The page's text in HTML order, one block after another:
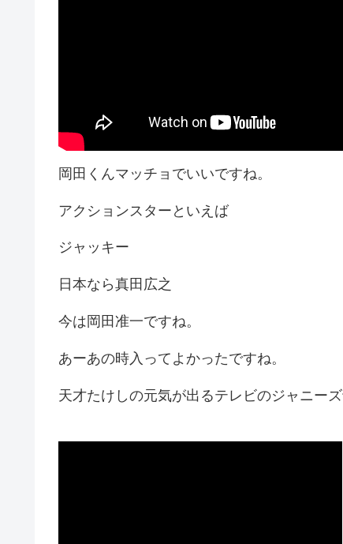
岡田くんマッチョでいいですね。
アクションスターといえば
ジャッキー
日本なら真田広之
今は岡田准一ですね。
あーあの時入ってよかったですね。
天才たけしの元気が出るテレビのジャニー